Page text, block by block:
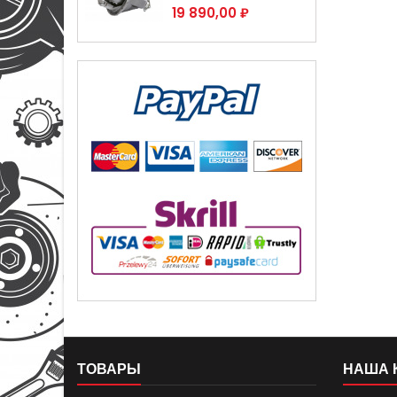
Цена
19 890,00 ₽
ТОВАРЫ НАША